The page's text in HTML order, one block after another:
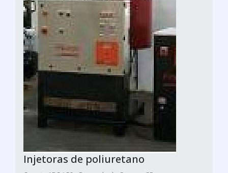
Injetoras de poliuretano